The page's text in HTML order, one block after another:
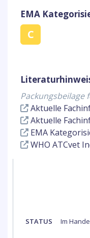
EMA
C
Packungsbeilage
Aktuelle
Aktuelle
EMA
WHO ATCvet
STATUS Im